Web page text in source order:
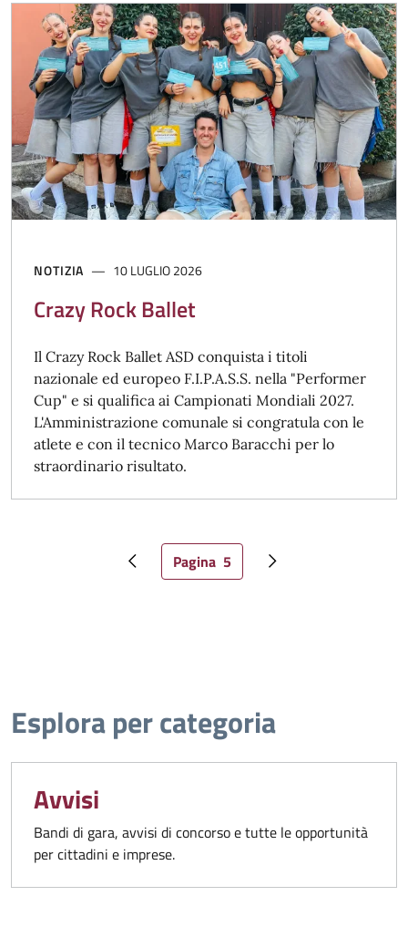
NOTIZIA 10 LUGLIO 2026
Crazy Rock Ballet
Il Crazy Rock Ballet ASD conquista i titoli
nazionale ed europeo F.I.P.A.S.S. nella "Performer
Cup" e si qualifica ai Campionati Mondiali 2027.
L'Amministrazione comunale si congratula con le
atlete e con il tecnico Marco Baracchi per lo
straordinario risultato.
Pagina precedente
Pagina attuale
Pagina 5 Pagina successiva
Esplora per categoria
Avvisi
Bandi di gara, avvisi di concorso e tutte le opportunità
per cittadini e imprese.